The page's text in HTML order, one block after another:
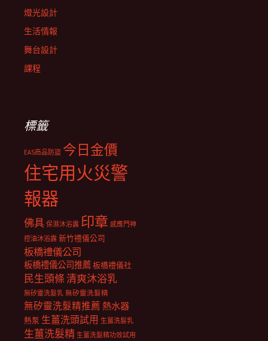
燈光設計
生活情報
舞台設計
課程
標籤
EAS商品防盜 今日金價
住宅用火災警
報器
佛具 保濕沐浴露 印章 感應門神
控油沐浴露 新竹禮儀公司
板橋禮儀公司
板橋禮儀公司推薦板橋禮儀社
民生頭條清爽沐浴乳
無矽靈洗髮乳 無矽靈洗髮精
無矽靈洗髮精推薦 熱水器
熱泵 生薑洗頭試用 生薑洗髮乳
生薑洗髮精 生薑洗髮精功效試用